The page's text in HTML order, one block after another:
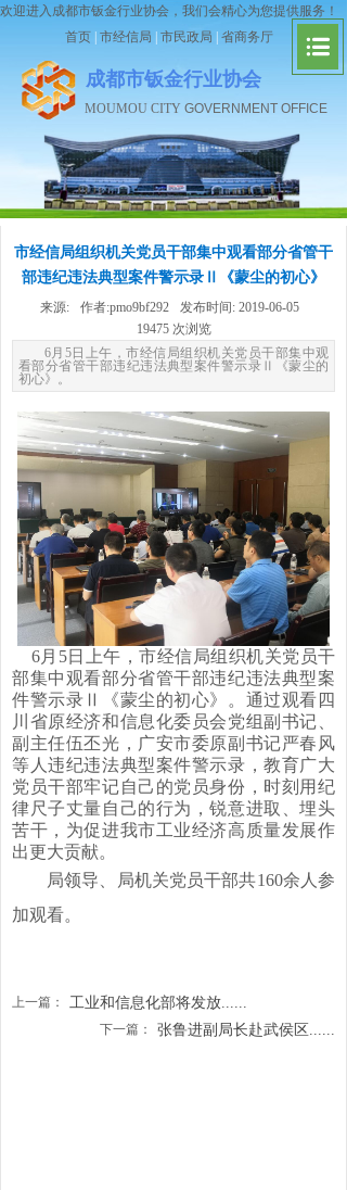
MOUMOU CITY GOVERNMENT OFFICE
欢迎进入成都市钣金行业协会，我们会精心为您提供服务！
成都市钣金行业协会
首页 市经信局 市民政局 省商务厅
市经信局组织机关党员干部集中观看部分省管干
部违纪违法典型案件警示录Ⅱ《蒙尘的初心》
来源: 作者:pmo9bf292 发布时间: 2019-06-05
19475 次浏览
6月5日上午，市经信局组织机关党员干部集中观
看部分省管干部违纪违法典型案件警示录Ⅱ《蒙尘的
初心》。
6月 5日上午，市经信局组织机关党员干
部集中观看部分省管干部违纪违法典型案
件警示录Ⅱ《蒙尘的初心》。通过观看四
川省原经济和信息化委员会党组副书记、
副主任伍丕光，广安市委原副书记严春风
等人违纪违法典型案件警示录，教育广大
党员干部牢记自己的党员身份，时刻用纪
律尺子丈量自己的行为，锐意进取、埋头
苦干，为促进我市工业经济高质量发展作
出更大贡献。
局领导、局机关党员干部共160余人参
加观看。
上一篇： 工业和信息化部将发放......
下一篇： 张鲁进副局长赴武侯区......